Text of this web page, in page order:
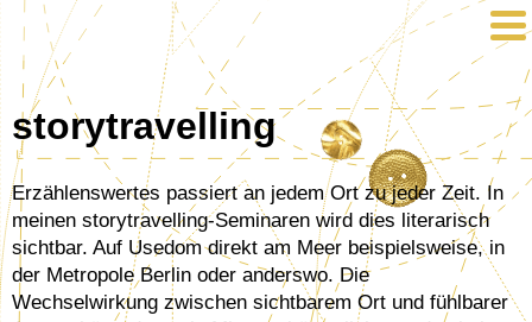
storytravelling
Erzählenswertes passiert an jedem Ort zu jeder Zeit. In
meinen storytravelling-Seminaren wird dies literarisch
sichtbar. Auf Usedom direkt am Meer beispielsweise, in
der Metropole Berlin oder anderswo. Die
Wechselwirkung zwischen sichtbarem Ort und fühlbarer